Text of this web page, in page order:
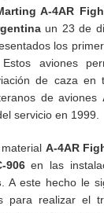
A-4AR
un 23 de
los
Estos aviones
de caza en
de aviones
servicio en 1999.
A-4AR
906en las
. A este hecho le
para realizar el